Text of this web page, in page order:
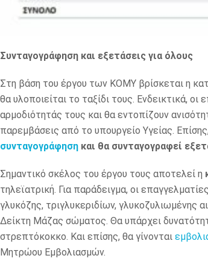
Συνταγογράφηση και εξετάσεις για όλους
Στη βάση του έργου των ΚΟΜΥ βρίσκεται η
θα υλοποιείται το ταξίδι τους. Ενδεικτικά,
αρμοδιότητάς τους και θα εντοπίζουν
παρεμβάσεις από το υπουργείο Υγείας. Επίσης,
συνταγογράφηση και θα συνταγογραφεί
Σημαντικό σκέλος του έργου τους αποτελεί η
τηλεϊατρική. Για παράδειγμα, οι
γλυκόζης, τριγλυκεριδίων, γλυκοζυλιωμένης
Δείκτη Μάζας σώματος. Θα υπάρχει
στρεπτόκοκκο. Και επίσης, θα γίνονται
Μητρώου Εμβολιασμών.